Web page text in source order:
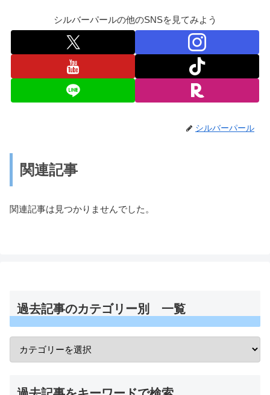
シルバーパールの他のSNSを見てみよう
シルバーパール
関連記事
関連記事は見つかりませんでした。
過去記事のカテゴリー別 一覧